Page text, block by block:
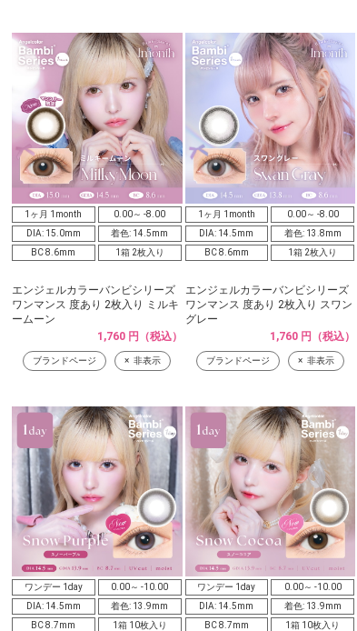
1ヶ月 1month
0.00～ -8.00
DIA: 15.0mm
着色: 14.5mm
BC 8.6mm
1箱 2枚入り
エンジェルカラーバンビシリーズ
ワンマンス 度あり 2枚入り ミルキ
ームーン
1,760 円（税込）
ブランドページ 非表示
1ヶ月 1month
0.00～ -8.00
DIA: 14.5mm
着色: 13.8mm
BC 8.6mm
1箱 2枚入り
エンジェルカラーバンビシリーズ
ワンマンス 度あり 2枚入り スワン
グレー
1,760 円（税込）
ブランドページ 非表示
ワンデー 1day
0.00～ -10.00
DIA: 14.5mm
着色: 13.9mm
BC 8.7mm
1箱 10枚入り
ワンデー 1day
0.00～ -10.00
DIA: 14.5mm
着色: 13.9mm
BC 8.7mm
1箱 10枚入り